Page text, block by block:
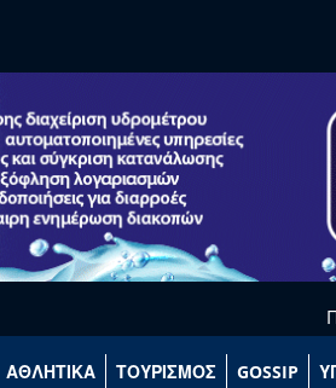
ΑΘΛΗΤΙΚΑ ΤΟΥΡΙΣΜΟΣ GOSSIP